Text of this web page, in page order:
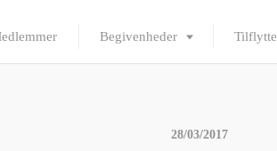
Begivenheder
28/03/2017